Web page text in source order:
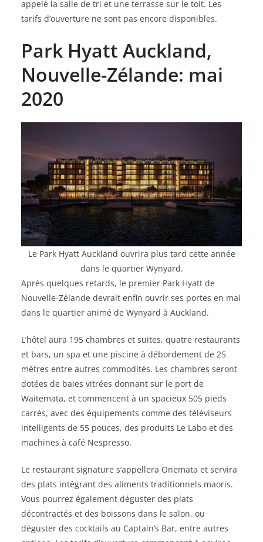
appelé la salle de tri et une terrasse sur le toit. Les
tarifs d’ouverture ne sont pas encore disponibles.
Park Hyatt Auckland,
Nouvelle-Zélande: mai
2020
Le Park Hyatt Auckland ouvrira plus tard cette année
dans le quartier Wynyard.
Après quelques retards, le premier Park Hyatt de
Nouvelle-Zélande devrait enfin ouvrir ses portes en mai
dans le quartier animé de Wynyard à Auckland.
L’hôtel aura 195 chambres et suites, quatre restaurants
et bars, un spa et une piscine à débordement de 25
mètres entre autres commodités. Les chambres seront
dotées de baies vitrées donnant sur le port de
Waitemata, et commencent à un spacieux 505 pieds
carrés, avec des équipements comme des téléviseurs
intelligents de 55 pouces, des produits Le Labo et des
machines à café Nespresso.
Le restaurant signature s’appellera Onemata et servira
des plats intégrant des aliments traditionnels maoris.
Vous pourrez également déguster des plats
décontractés et des boissons dans le salon, ou
déguster des cocktails au Captain’s Bar, entre autres